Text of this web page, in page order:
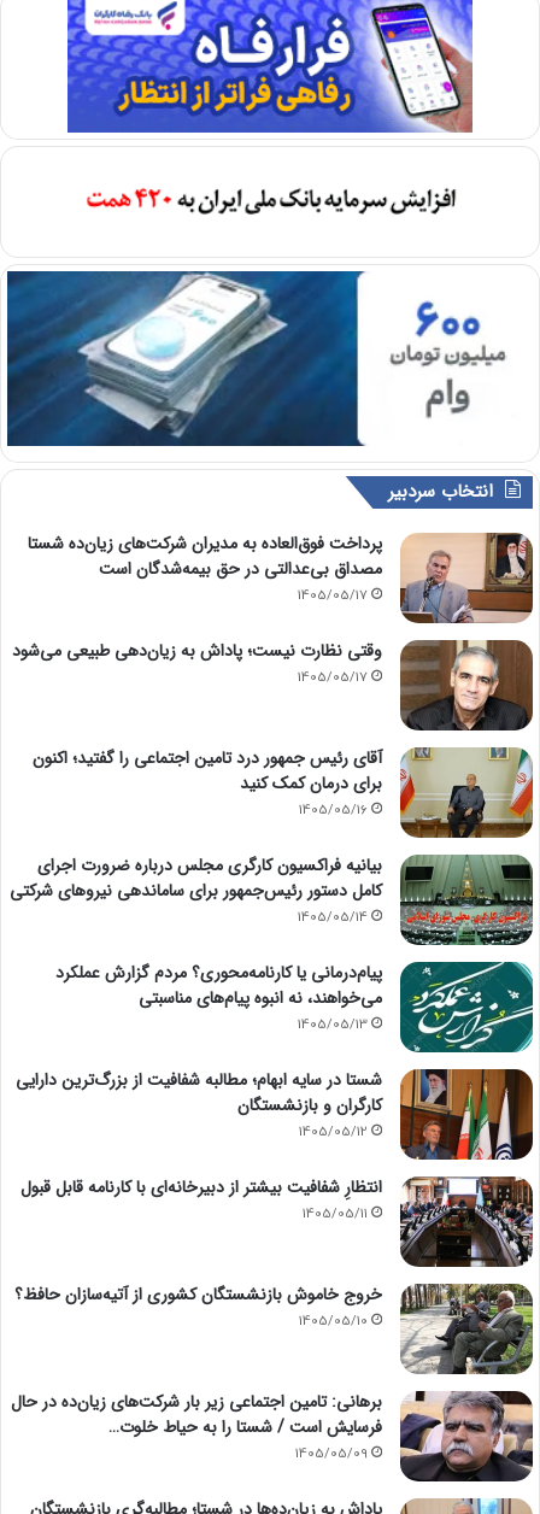
انتخاب سردبیر
پرداخت فوق‌العاده به مدیران شرکت‌های زیان‌ده شستا
مصداق بی‌عدالتی در حق بیمه‌شدگان است
1405/05/17
وقتی نظارت نیست؛ پاداش به زیان‌دهی طبیعی می‌شود
1405/05/17
آقای رئیس جمهور درد تامین اجتماعی را گفتید؛ اکنون
برای درمان کمک کنید
1405/05/16
بیانیه فراکسیون کارگری مجلس درباره ضرورت اجرای
کامل دستور رئیس‌جمهور برای ساماندهی نیروهای شرکتی
1405/05/14
پیام‌درمانی یا کارنامه‌محوری؟ مردم گزارش عملکرد
می‌خواهند، نه انبوه پیام‌های مناسبتی
1405/05/13
شستا در سایه ابهام؛ مطالبه شفافیت از بزرگ‌ترین دارایی
کارگران و بازنشستگان
1405/05/12
انتظارِ شفافیت بیشتر از دبیرخانه‌ای با کارنامه قابل قبول
1405/05/11
خروج خاموش بازنشستگان کشوری از آتیه‌سازان حافظ؟
1405/05/10
برهانی: تامین اجتماعی زیر بار شرکت‌های زیان‌ده در حال
فرسایش است / شستا را به حیاط خلوت…
1405/05/09